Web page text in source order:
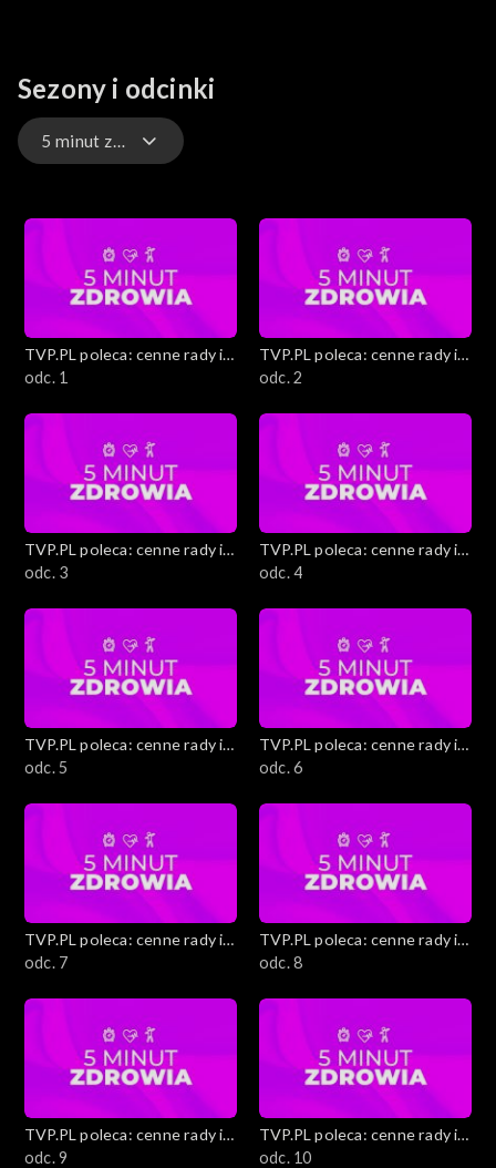
Sezony i odcinki
5 minut zdrowia
Gwiazdy pod lupą
Jak dbać o zdrowie psychiczne
Porady eksperta
Kobiece sprawy
Jarmarki świąteczne
Zrób to sam
Zimnolubni – Zima w mieście z dziećmi
Morsowanie
Edukacja finansowa
Edukacja medialna
Kuchnia Dantego
Sylwestrowe kreacje
TVP.PL poleca: cenne rady i
ciekawostki
odc. 1
TVP.PL poleca: cenne rady i
ciekawostki
odc. 2
TVP.PL poleca: cenne rady i
ciekawostki
odc. 3
TVP.PL poleca: cenne rady i
ciekawostki
odc. 4
TVP.PL poleca: cenne rady i
ciekawostki
odc. 5
TVP.PL poleca: cenne rady i
ciekawostki
odc. 6
TVP.PL poleca: cenne rady i
ciekawostki
odc. 7
TVP.PL poleca: cenne rady i
ciekawostki
odc. 8
TVP.PL poleca: cenne rady i
ciekawostki
odc. 9
TVP.PL poleca: cenne rady i
ciekawostki
odc. 10